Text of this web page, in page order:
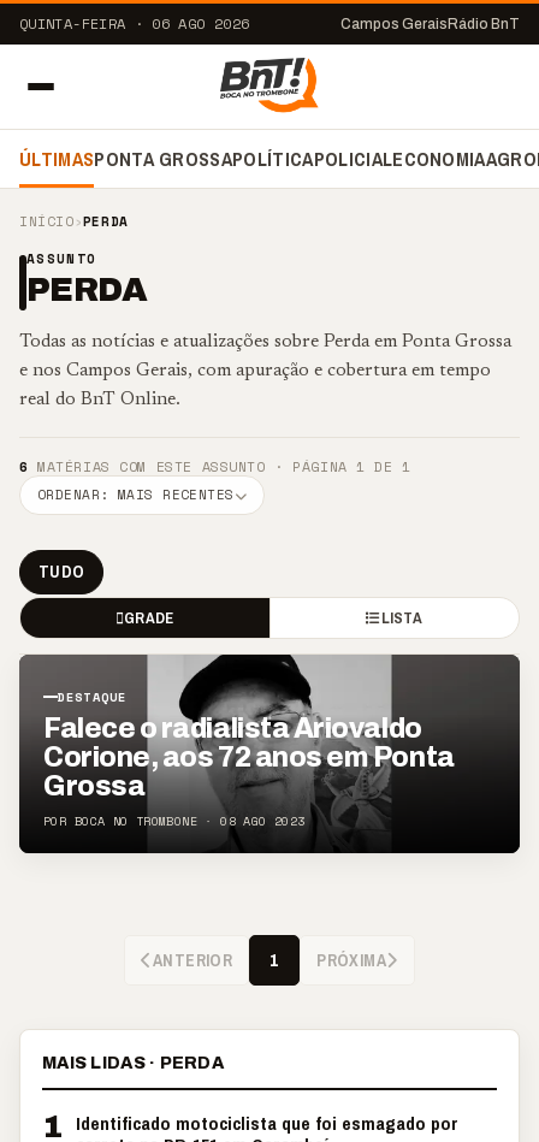
QUINTA-FEIRA · 06 AGO 2026 Campos Gerais Rádio BnT
ÚLTIMASPONTA GROSSAPOLÍTICAPOLICIALECONOMIA
INÍCIO›PERDA
ASSUNTO
PERDA
Todas as notícias e atualizações sobre Perda em Ponta Grossa
e nos Campos Gerais, com apuração e cobertura em tempo
real do BnT Online.
6 MATÉRIAS COM ESTE ASSUNTO · PÁGINA 1 DE 1
ORDENAR: MAIS RECENTES
TUDO
GRADE LISTA
DESTAQUE
Falece o radialista Ariovaldo
Corione, aos 72 anos em Ponta
Grossa
POR BOCA NO TROMBONE · 08 AGO 2023
ANTERIOR 1 PRÓXIMA
MAIS LIDAS · PERDA
1
Identificado motociclista que foi esmagado por